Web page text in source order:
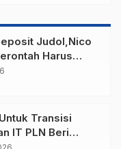
Judol,Nico
Harus
Dana
Transisi
IT PLN Beri